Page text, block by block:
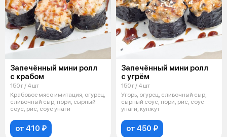
Запечённый мини ролл
с крабом
150 г / 4 шт
Крабовое мясо имитация, огурец,
сливочный сыр, нори, сырный
соус, рис, соус унаги
от 410 ₽
Запечённый мини ролл
с угрём
150 г / 4 шт
Угорь, огурец, сливочный сыр,
сырный соус, нори, рис, соус
унаги, кунжут
от 450 ₽